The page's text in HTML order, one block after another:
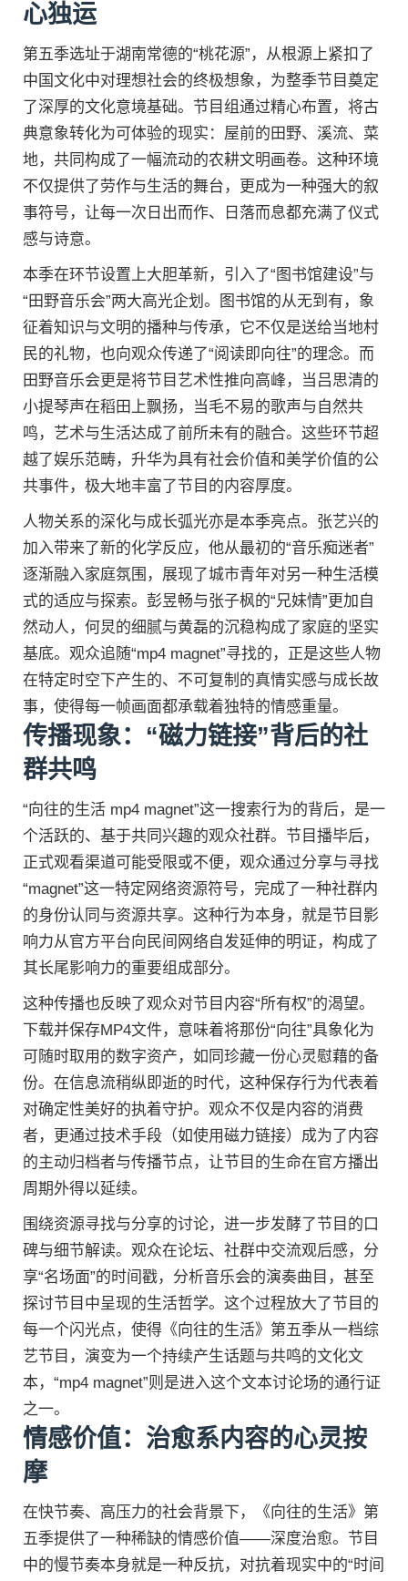
心独运
第五季选址于湖南常德的“桃花源”，从根源上紧扣了
中国文化中对理想社会的终极想象，为整季节目奠定
了深厚的文化意境基础。节目组通过精心布置，将古
典意象转化为可体验的现实：屋前的田野、溪流、菜
地，共同构成了一幅流动的农耕文明画卷。这种环境
不仅提供了劳作与生活的舞台，更成为一种强大的叙
事符号，让每一次日出而作、日落而息都充满了仪式
感与诗意。
本季在环节设置上大胆革新，引入了“图书馆建设”与
“田野音乐会”两大高光企划。图书馆的从无到有，象
征着知识与文明的播种与传承，它不仅是送给当地村
民的礼物，也向观众传递了“阅读即向往”的理念。而
田野音乐会更是将节目艺术性推向高峰，当吕思清的
小提琴声在稻田上飘扬，当毛不易的歌声与自然共
鸣，艺术与生活达成了前所未有的融合。这些环节超
越了娱乐范畴，升华为具有社会价值和美学价值的公
共事件，极大地丰富了节目的内容厚度。
人物关系的深化与成长弧光亦是本季亮点。张艺兴的
加入带来了新的化学反应，他从最初的“音乐痴迷者”
逐渐融入家庭氛围，展现了城市青年对另一种生活模
式的适应与探索。彭昱畅与张子枫的“兄妹情”更加自
然动人，何炅的细腻与黄磊的沉稳构成了家庭的坚实
基底。观众追随“mp4 magnet”寻找的，正是这些人物
在特定时空下产生的、不可复制的真情实感与成长故
事，使得每一帧画面都承载着独特的情感重量。
传播现象：“磁力链接”背后的社
群共鸣
“向往的生活 mp4 magnet”这一搜索行为的背后，是一
个活跃的、基于共同兴趣的观众社群。节目播毕后，
正式观看渠道可能受限或不便，观众通过分享与寻找
“magnet”这一特定网络资源符号，完成了一种社群内
的身份认同与资源共享。这种行为本身，就是节目影
响力从官方平台向民间网络自发延伸的明证，构成了
其长尾影响力的重要组成部分。
这种传播也反映了观众对节目内容“所有权”的渴望。
下载并保存MP4文件，意味着将那份“向往”具象化为
可随时取用的数字资产，如同珍藏一份心灵慰藉的备
份。在信息流稍纵即逝的时代，这种保存行为代表着
对确定性美好的执着守护。观众不仅是内容的消费
者，更通过技术手段（如使用磁力链接）成为了内容
的主动归档者与传播节点，让节目的生命在官方播出
周期外得以延续。
围绕资源寻找与分享的讨论，进一步发酵了节目的口
碑与细节解读。观众在论坛、社群中交流观后感，分
享“名场面”的时间戳，分析音乐会的演奏曲目，甚至
探讨节目中呈现的生活哲学。这个过程放大了节目的
每一个闪光点，使得《向往的生活》第五季从一档综
艺节目，演变为一个持续产生话题与共鸣的文化文
本，“mp4 magnet”则是进入这个文本讨论场的通行证
之一。
情感价值：治愈系内容的心灵按
摩
在快节奏、高压力的社会背景下，《向往的生活》第
五季提供了一种稀缺的情感价值——深度治愈。节目
中的慢节奏本身就是一种反抗，对抗着现实中的“时间